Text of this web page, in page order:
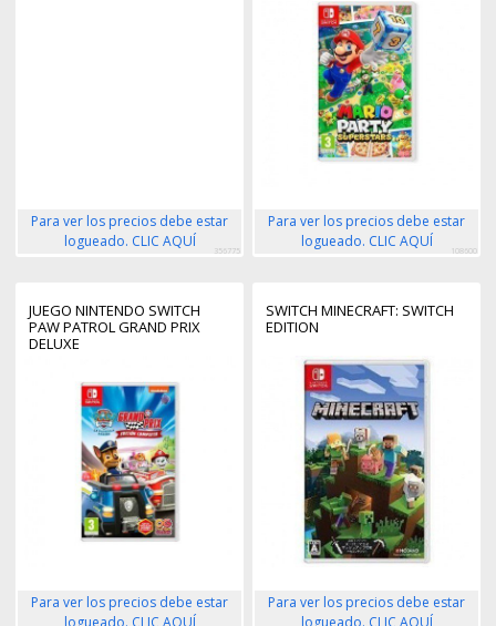
Para ver los precios debe estar
logueado. CLIC AQUÍ
356775
Para ver los precios debe estar
logueado. CLIC AQUÍ
108600
JUEGO NINTENDO SWITCH
PAW PATROL GRAND PRIX
DELUXE
Para ver los precios debe estar
logueado. CLIC AQUÍ
SWITCH MINECRAFT: SWITCH
EDITION
Para ver los precios debe estar
logueado. CLIC AQUÍ